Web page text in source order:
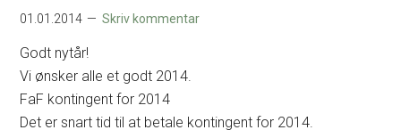
01.01.2014 Skriv kommentar
Godt nytår!
Vi ønsker alle et godt 2014.
FaF kontingent for 2014
Det er snart tid til at betale kontingent for 2014.